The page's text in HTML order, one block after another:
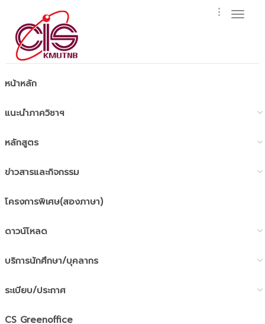
หน้าหลัก
แนะนำภาควิชาฯ
หลักสูตร
ข่าวสารและกิจกรรม
โครงการพิเศษ(สองภาษา)
ดาวน์โหลด
บริการนักศึกษา/บุคลากร
ระเบียบ/ประกาศ
CS Greenoffice